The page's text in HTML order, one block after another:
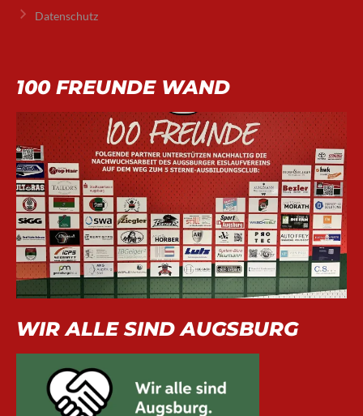
Datenschutz
100 FREUNDE WAND
WIR ALLE SIND AUGSBURG